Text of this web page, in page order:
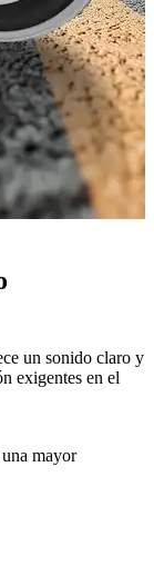
un sonido claro y
exigentes en el
mayor